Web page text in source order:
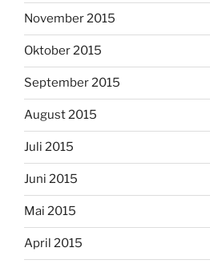
November 2015
Oktober 2015
September 2015
August 2015
Juli 2015
Juni 2015
Mai 2015
April 2015